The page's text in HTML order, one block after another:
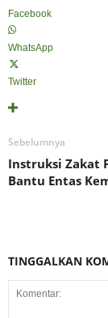
Facebook
WhatsApp
Twitter
Sebelumnya
Instruksi Zakat
Bantu Entas
TINGGALKAN